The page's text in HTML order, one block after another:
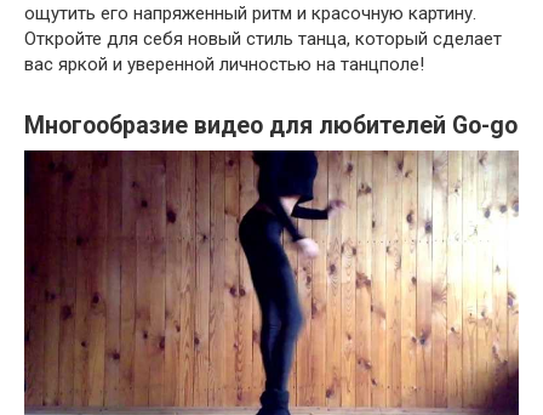
ощутить его напряженный ритм и красочную картину.
Откройте для себя новый стиль танца, который сделает
вас яркой и уверенной личностью на танцполе!
Многообразие видео для любителей Go-go